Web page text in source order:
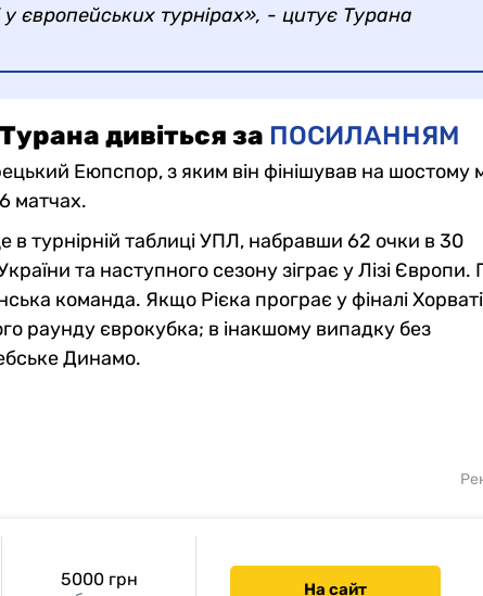
у європейських турнірах», - цитує Турана
дивіться за ПОСИЛАННЯМ
Еюпспор, з яким він фінішував на шостому
матчах.
в турнірній таблиці УПЛ, набравши 62 очки в 30
та наступного сезону зіграє у Лізі Європи.
команда. Якщо Рієка програє у фіналі
раунду єврокубка; в інакшому випадку без
Динамо.
5000 грн На сайт